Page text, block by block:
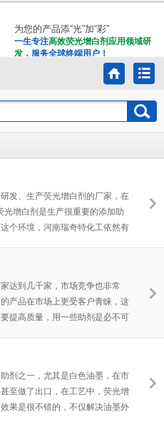
为您的产品添“光”加“彩”
一生专注高效荧光增白剂应用领域研
发 ，服务全球终端用户！
发、生产荧光增白剂的厂家，在
增白剂是生产很重要的添加助
个环境，河南瑞奇特化工依然有
光增白剂。
达到几千家，市场竞争也非常
产品在市场上更受客户青睐，这
提高质量，用一些助剂是必不可
多的增白剂，究竟该选哪一家的
剂之一，尤其是白色油墨，在市
至做了出口，在工艺中，荧光增
果是很不错的，不仅解决油墨外